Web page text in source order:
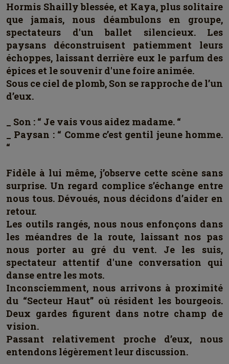
Hormis Shailly blessée, et Kaya, plus solitaire
que jamais, nous déambulons en groupe,
spectateurs d'un ballet silencieux. Les
paysans déconstruisent patiemment leurs
échoppes, laissant derrière eux le parfum des
épices et le souvenir d'une foire animée.
Sous ce ciel de plomb, Son se rapproche de l’un
d’eux.
_ Son : “ Je vais vous aidez madame. “
_ Paysan : “ Comme c’est gentil jeune homme.
“
Fidèle à lui même, j’observe cette scène sans
surprise. Un regard complice s’échange entre
nous tous. Dévoués, nous décidons d’aider en
retour.
Les outils rangés, nous nous enfonçons dans
les méandres de la route, laissant nos pas
nous porter au gré du vent. Je les suis,
spectateur attentif d'une conversation qui
danse entre les mots.
Inconsciemment, nous arrivons à proximité
du “Secteur Haut” où résident les bourgeois.
Deux gardes figurent dans notre champ de
vision.
Passant relativement proche d’eux, nous
entendons légèrement leur discussion.